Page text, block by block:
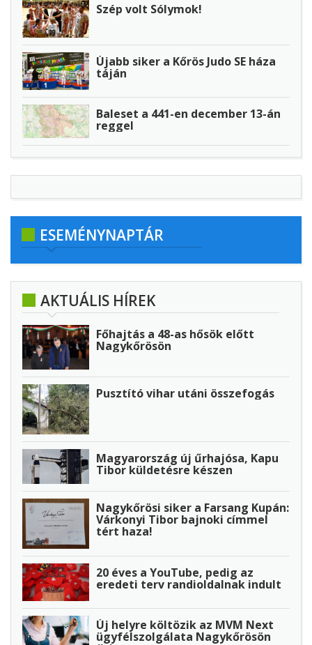
Szép volt Sólymok!
Újabb siker a Kőrös Judo SE háza
táján
Baleset a 441-en december 13-án
reggel
ESEMÉNYNAPTÁR
AKTUÁLIS HÍREK
Főhajtás a 48-as hősök előtt
Nagykőrösön
Pusztító vihar utáni összefogás
Magyarország új űrhajósa, Kapu
Tibor küldetésre készen
Nagykőrösi siker a Farsang Kupán:
Várkonyi Tibor bajnoki címmel
tért haza!
20 éves a YouTube, pedig az
eredeti terv randioldalnak indult
Új helyre költözik az MVM Next
ügyfélszolgálata Nagykőrösön